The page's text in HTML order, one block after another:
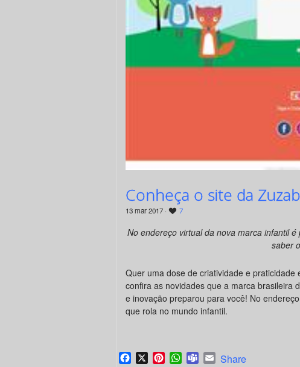
Conheça o site da
13 mar 2017 · 7
No endereço virtual da nova marca infantil
saber
Quer uma dose de criatividade e
confira as novidades que a marca brasileira
e inovação preparou para você! No
que rola no mundo infantil.
Facebook
X PinterestWhatsApp
TeamsEmail
Share